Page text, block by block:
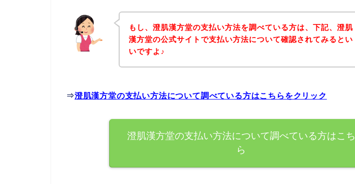
もし、澄肌漢方堂の支払い方法を調べている方は、下記、澄肌
漢方堂の公式サイトで支払い方法について確認されてみるとい
いですよ♪
⇒澄肌漢方堂の支払い方法について調べている方はこちらをクリック
澄肌漢方堂の支払い方法について調べている方はこち
ら